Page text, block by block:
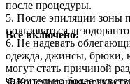
Всё включено:
после процедуры.
5. После эпиляции зоны
пользоваться
6. Не надевать
одежда, джинсы, брюки,
могут стать причиной
значительно более